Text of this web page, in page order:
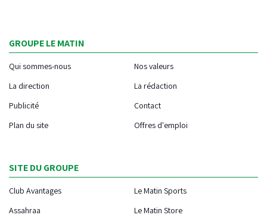
GROUPE LE MATIN
Qui sommes-nous
Nos valeurs
La direction
La rédaction
Publicité
Contact
Plan du site
Offres d'emploi
SITE DU GROUPE
Club Avantages
Le Matin Sports
Assahraa
Le Matin Store